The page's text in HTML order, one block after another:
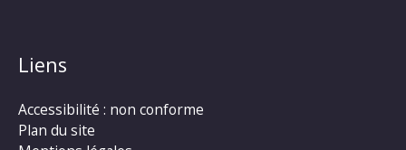
Liens
Accessibilité : non conforme
Plan du site